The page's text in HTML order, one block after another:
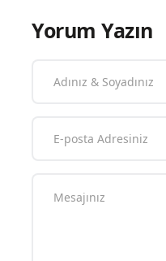
Yorum Yazın